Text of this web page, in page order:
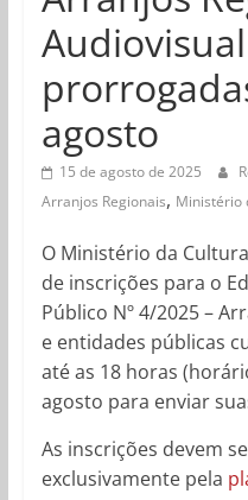
agosto
15 de agosto de 2025
Arranjos Regionais, Ministério
O Ministério da
de inscrições para o
Público Nº 4/2025 –
e entidades públicas
até as 18 horas
agosto para enviar
As inscrições devem
exclusivamente pela